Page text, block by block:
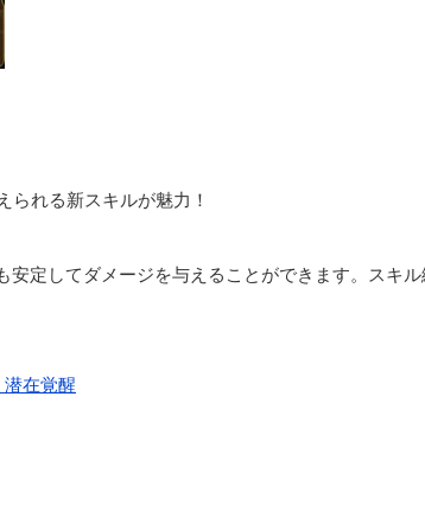
られる新スキルが魅力！
定してダメージを与えることができます。スキル
在覚醒